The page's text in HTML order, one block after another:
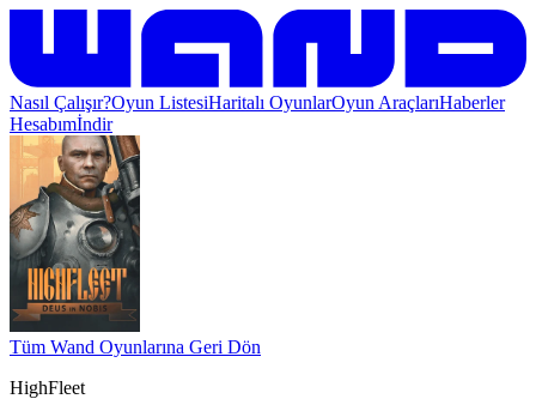
Nasıl Çalışır?Oyun ListesiHaritalı OyunlarOyun AraçlarıHaberler
Hesabımİndir
Tüm Wand Oyunlarına Geri Dön
HighFleet